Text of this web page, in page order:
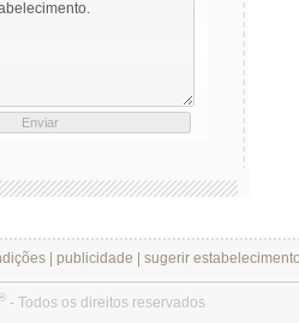
| publicidade sugerir estabelecimento
- Todos os direitos reservados